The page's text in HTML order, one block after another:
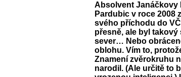
Absolvent Janáčkovy
Pardubic v roce 2008
svého příchodu do
přesně, ale byl
sever… Nebo
oblohu. Vím to,
Znamení zvěrokruhu
narodil. (Ale určitě to